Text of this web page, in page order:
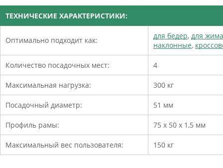
ТЕХНИЧЕСКИЕ ХАРАКТЕРИСТИКИ:
Оптимально подходит как: для бедер, для жима
наклонные,
Количество посадочных мест: 4
Максимальная нагрузка: 300 кг
Посадочный диаметр: 51 мм
Профиль рамы: 75 х 50 х 1,5 мм
Максимальный вес пользователя: 150 кг